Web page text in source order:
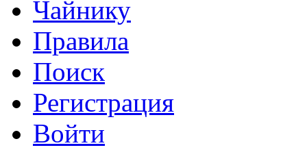
Чайнику
Правила
Поиск
Регистрация
Войти